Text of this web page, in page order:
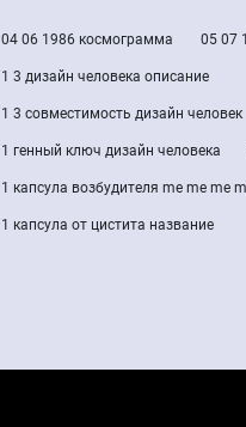
04 06 1986 космограмма 05 07
1 3 дизайн человека описание
1 3 совместимость дизайн человек
1 генный ключ дизайн человека
1 капсула возбудителя me me me m
1 капсула от цистита название